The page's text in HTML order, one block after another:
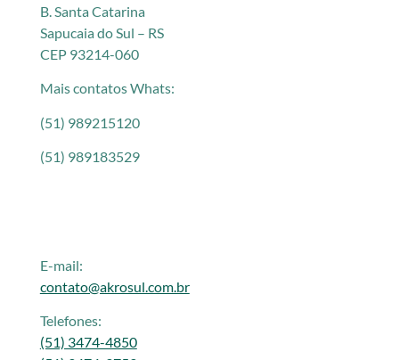
B. Santa Catarina
Sapucaia do Sul – RS
CEP 93214-060
Mais contatos Whats:
(51) 989215120
(51) 989183529
E-mail:
contato@akrosul.com.br
Telefones:
(51) 3474-4850